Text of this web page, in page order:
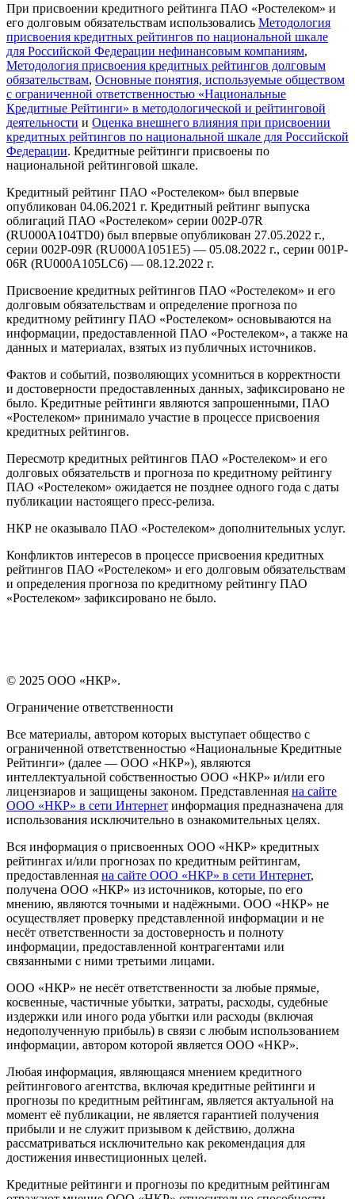
При присвоении кредитного рейтинга ПАО «Ростелеком» и
его долговым обязательствам использовались Методология
присвоения кредитных рейтингов по национальной шкале
для Российской Федерации нефинансовым компаниям,
Методология присвоения кредитных рейтингов долговым
обязательствам, Основные понятия, используемые обществом
с ограниченной ответственностью «Национальные
Кредитные Рейтинги» в методологической и рейтинговой
деятельности и Оценка внешнего влияния при присвоении
кредитных рейтингов по национальной шкале для Российской
Федерации. Кредитные рейтинги присвоены по
национальной рейтинговой шкале.
Кредитный рейтинг ПАО «Ростелеком» был впервые
опубликован 04.06.2021 г. Кредитный рейтинг выпуска
облигаций ПАО «Ростелеком» серии 002Р-07R
(RU000А104TD0) был впервые опубликован 27.05.2022 г.,
серии 002Р-09R (RU000A1051E5) — 05.08.2022 г., серии 001P-
06R (RU000A105LC6) — 08.12.2022 г.
Присвоение кредитных рейтингов ПАО «Ростелеком» и его
долговым обязательствам и определение прогноза по
кредитному рейтингу ПАО «Ростелеком» основываются на
информации, предоставленной ПАО «Ростелеком», а также на
данных и материалах, взятых из публичных источников.
Фактов и событий, позволяющих усомниться в корректности
и достоверности предоставленных данных, зафиксировано не
было. Кредитные рейтинги являются запрошенными, ПАО
«Ростелеком» принимало участие в процессе присвоения
кредитных рейтингов.
Пересмотр кредитных рейтингов ПАО «Ростелеком» и его
долговых обязательств и прогноза по кредитному рейтингу
ПАО «Ростелеком» ожидается не позднее одного года с даты
публикации настоящего пресс-релиза.
НКР не оказывало ПАО «Ростелеком» дополнительных услуг.
Конфликтов интересов в процессе присвоения кредитных
рейтингов ПАО «Ростелеком» и его долговым обязательствам
и определения прогноза по кредитному рейтингу ПАО
«Ростелеком» зафиксировано не было.
© 2025 ООО «НКР».
Ограничение ответственности
Все материалы, автором которых выступает общество с
ограниченной ответственностью «Национальные Кредитные
Рейтинги» (далее — ООО «НКР»), являются
интеллектуальной собственностью ООО «НКР» и/или его
лицензиаров и защищены законом. Представленная на сайте
ООО «НКР» в сети Интернет информация предназначена для
использования исключительно в ознакомительных целях.
Вся информация о присвоенных ООО «НКР» кредитных
рейтингах и/или прогнозах по кредитным рейтингам,
предоставленная на сайте ООО «НКР» в сети Интернет,
получена ООО «НКР» из источников, которые, по его
мнению, являются точными и надёжными. ООО «НКР» не
осуществляет проверку представленной информации и не
несёт ответственности за достоверность и полноту
информации, предоставленной контрагентами или
связанными с ними третьими лицами.
ООО «НКР» не несёт ответственности за любые прямые,
косвенные, частичные убытки, затраты, расходы, судебные
издержки или иного рода убытки или расходы (включая
недополученную прибыль) в связи с любым использованием
информации, автором которой является ООО «НКР».
Любая информация, являющаяся мнением кредитного
рейтингового агентства, включая кредитные рейтинги и
прогнозы по кредитным рейтингам, является актуальной на
момент её публикации, не является гарантией получения
прибыли и не служит призывом к действию, должна
рассматриваться исключительно как рекомендация для
достижения инвестиционных целей.
Кредитные рейтинги и прогнозы по кредитным рейтингам